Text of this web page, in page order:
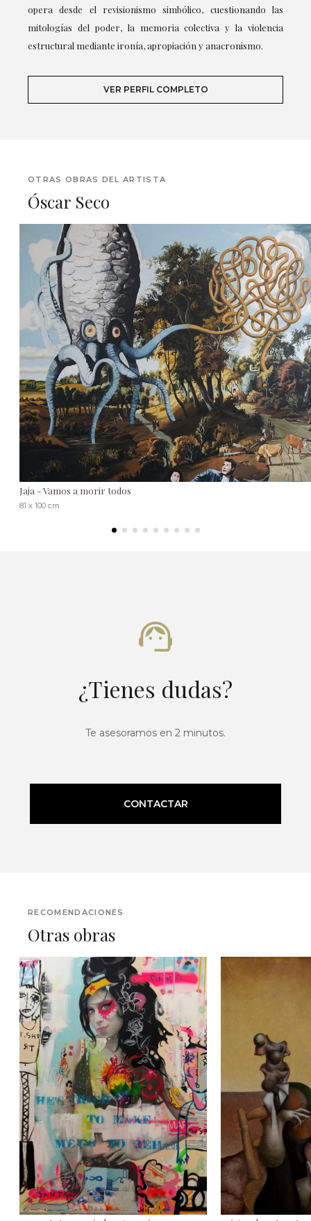
opera desde el revisionismo simbólico, cuestionando las
mitologías del poder, la memoria colectiva y la violencia
estructural mediante ironía, apropiación y anacronismo.
VER PERFIL COMPLETO
OTRAS OBRAS DEL ARTISTA
Óscar Seco
Jaja - Vamos a morir todos
81 x 100 cm
¿Tienes dudas?
Te asesoramos en 2 minutos.
CONTACTAR
RECOMENDACIONES
Otras obras